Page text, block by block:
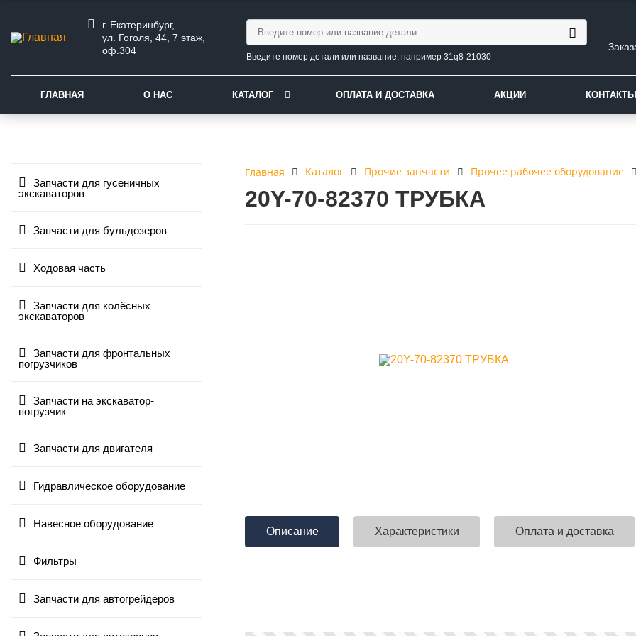
г. Екатеринбург,
ул. Гоголя, 44, 7 этаж,
оф.304
Введите номер детали или название, например 31q8-21030
ГЛАВНАЯ О НАС КАТАЛОГ ОПЛАТА И ДОСТАВКА АКЦИИ КОНТАКТЫ
Запчасти для гусеничных
экскаваторов
Запчасти для бульдозеров
Ходовая часть
Запчасти для колёсных
экскаваторов
Запчасти для фронтальных
погрузчиков
Запчасти на экскаватор-
погрузчик
Запчасти для двигателя
Гидравлическое оборудование
Навесное оборудование
Фильтры
Запчасти для автогрейдеров
Главная Каталог Прочие запчасти Прочее рабочее оборудование
20Y-70-82370 ТРУБКА
Описание Характеристики Оплата и доставка